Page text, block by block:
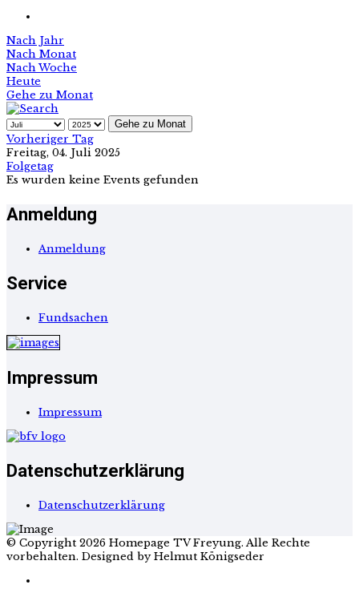
Nach Jahr
Nach Monat
Nach Woche
Heute
Gehe zu Monat
Gehe zu Monat
Vorheriger Tag
Freitag, 04. Juli 2025
Folgetag
Es wurden keine Events gefunden
Anmeldung
Anmeldung
Service
Fundsachen
Impressum
Impressum
Datenschutzerklärung
Datenschutzerklärung
© Copyright 2026 Homepage TV Freyung. Alle Rechte
vorbehalten. Designed by Helmut Königseder